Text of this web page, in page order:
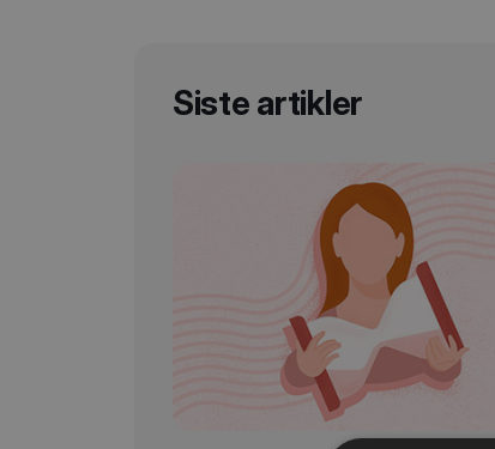
Siste artikler